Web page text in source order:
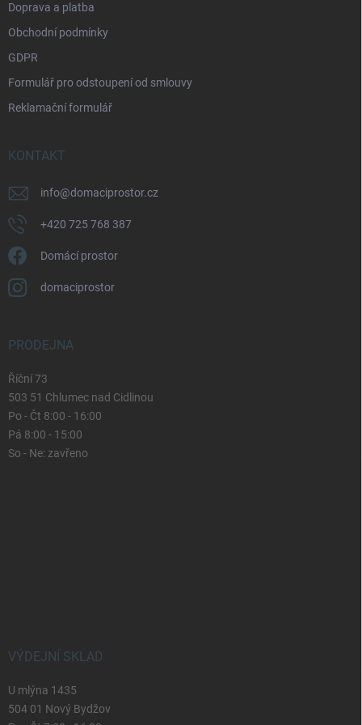
Doprava a platba
Obchodní podmínky
GDPR
Formulář pro odstoupení od smlouvy
Reklamační formulář
KONTAKT
info@domaciprostor.cz
+420 725 768 387
Domácí prostor
domaciprostor
PRODEJNA
Říční 73
503 51 Chlumec nad Cidlinou
Po - Čt 8:00 - 16:00
Pá 8:00 - 15:00
So - Ne: zavřeno
VÝDEJNÍ SKLAD
U mlýna 1435
504 01 Nový Bydžov